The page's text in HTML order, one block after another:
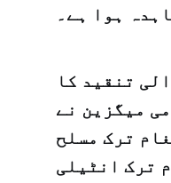
ہوا ہے۔
تنقید کا
میگزین نے
ترک مسلح
ترک انٹیلی